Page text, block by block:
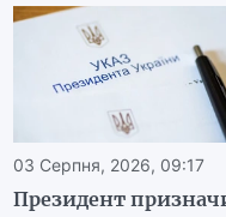
03 Серпня, 2026, 09:17
Президент